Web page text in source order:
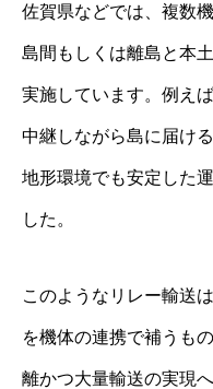
佐賀県などでは、複数
島間もしくは離島と本
実施しています。例え
中継しながら島に届け
地形環境でも安定した
した。
このようなリレー輸送
を機体の連携で補うも
離かつ大量輸送の実現